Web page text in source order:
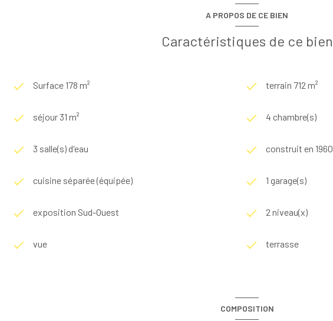
A PROPOS DE CE BIEN
Caractéristiques de ce bien
Surface 178 m² terrain 712 m²
séjour 31 m² 4 chambre(s)
3 salle(s) d'eau construit en 1960
cuisine séparée (équipée) 1 garage(s)
exposition Sud-Ouest 2 niveau(x)
vue terrasse
COMPOSITION